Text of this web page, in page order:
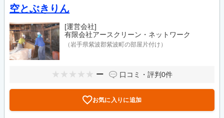
空とぶきりん
[運営会社]
有限会社アースクリーン・ネットワーク
（岩手県紫波郡紫波町の部屋片付け）
ー 口コミ・評判0件
お気に入りに追加